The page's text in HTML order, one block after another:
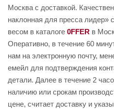
Москва с доставкой.
наклонная для пресса лидер»
весом в каталоге 0FFER в
Оперативно, в течение 60
нам на электронную почту,
емейл для подтверждения
детали. Далее в течение 2
наличию или срокам
цене, считает доставку и